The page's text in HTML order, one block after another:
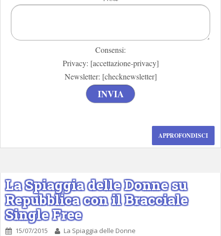
Consensi:
Privacy: [accettazione-privacy]
Newsletter: [checknewsletter]
APPROFONDISCI
La Spiaggia delle Donne su
Repubblica con il Bracciale
Single Free
15/07/2015 La Spiaggia delle Donne